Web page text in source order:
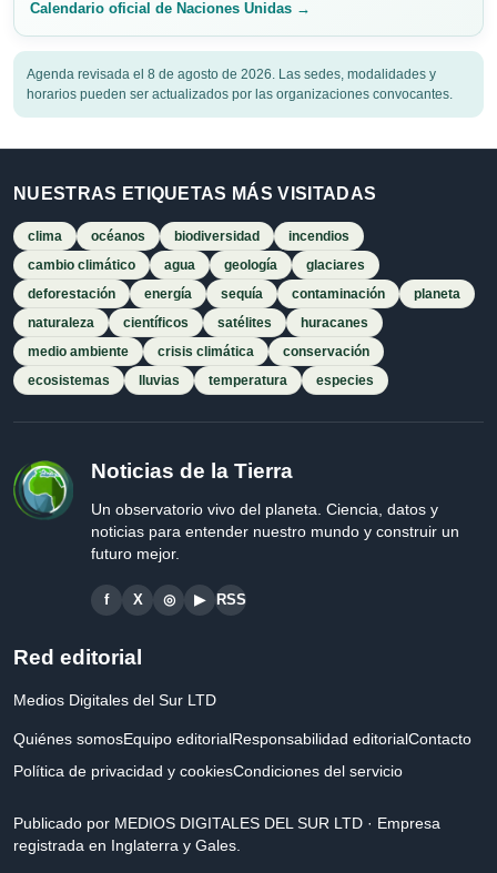
Calendario oficial de Naciones Unidas →
Agenda revisada el 8 de agosto de 2026. Las sedes, modalidades y
horarios pueden ser actualizados por las organizaciones convocantes.
NUESTRAS ETIQUETAS MÁS VISITADAS
clima océanos biodiversidad
incendios
cambio climático
agua geología
glaciares
deforestación
energía sequía contaminación
planeta
naturaleza
científicos satélites
huracanes
medio ambiente
crisis climática
conservación
ecosistemas
lluvias temperatura especies
Noticias de la Tierra
Un observatorio vivo del planeta. Ciencia, datos y
noticias para entender nuestro mundo y construir un
futuro mejor.
f X ◎ ▶ RSS
Red editorial
Medios Digitales del Sur LTD
Quiénes somosEquipo editorialResponsabilidad editorialContacto
Política de privacidad y cookiesCondiciones del servicio
Publicado por MEDIOS DIGITALES DEL SUR LTD · Empresa
registrada en Inglaterra y Gales.